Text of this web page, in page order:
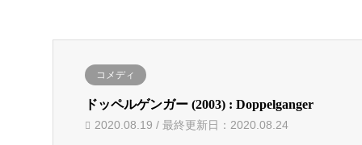
コメディ
ドッペルゲンガー (2003) : Doppelganger
2020.08.19 / 最終更新日：2020.08.24